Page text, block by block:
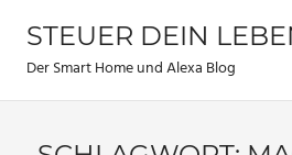
Inhalt
springen
STEUER DEIN
Der Smart Home und Alexa Blog